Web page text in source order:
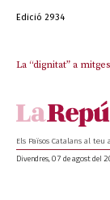
Edició 2934
La “dignitat” a mitges
Junts exigeix que
Els Països Catalans al teu
Divendres, 07 de agost del